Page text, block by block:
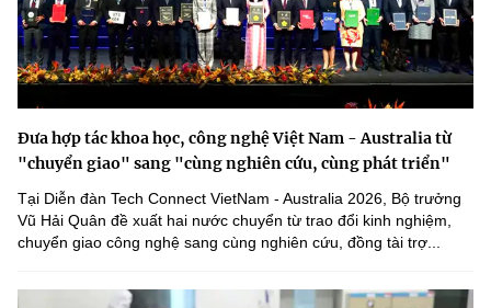
Đưa hợp tác khoa học, công nghệ Việt Nam - Australia từ
"chuyển giao" sang "cùng nghiên cứu, cùng phát triển"
Tại Diễn đàn Tech Connect VietNam - Australia 2026, Bộ trưởng
Vũ Hải Quân đề xuất hai nước chuyển từ trao đổi kinh nghiệm,
chuyển giao công nghệ sang cùng nghiên cứu, đồng tài trợ...